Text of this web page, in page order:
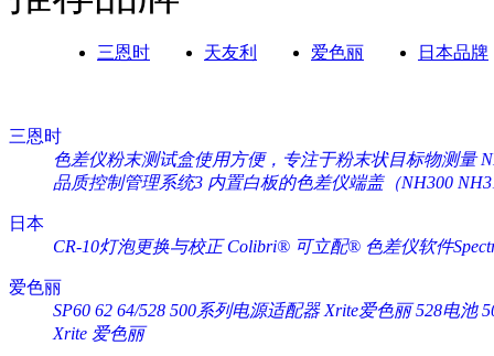
三恩时 天友利 爱色丽 日本品牌
三恩时
色差仪粉末测试盒使用方便，专注于粉末状目标物测量
品质控制管理系统3 内置白板的色差仪端盖（NH300
日本
CR-10灯泡更换与校正 Colibri® 可立配® 色差仪软件
爱色丽
SP60 62 64/528 500系列电源适配器 Xrite爱色丽 528电池
Xrite 爱色丽